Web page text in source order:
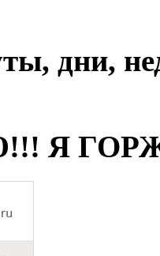
дни,
Я